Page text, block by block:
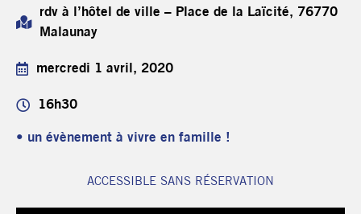
rdv à l’hôtel de ville – Place de la Laïcité, 76770
Malaunay
mercredi 1 avril, 2020
16h30
• un évènement à vivre en famille !
ACCESSIBLE SANS RÉSERVATION